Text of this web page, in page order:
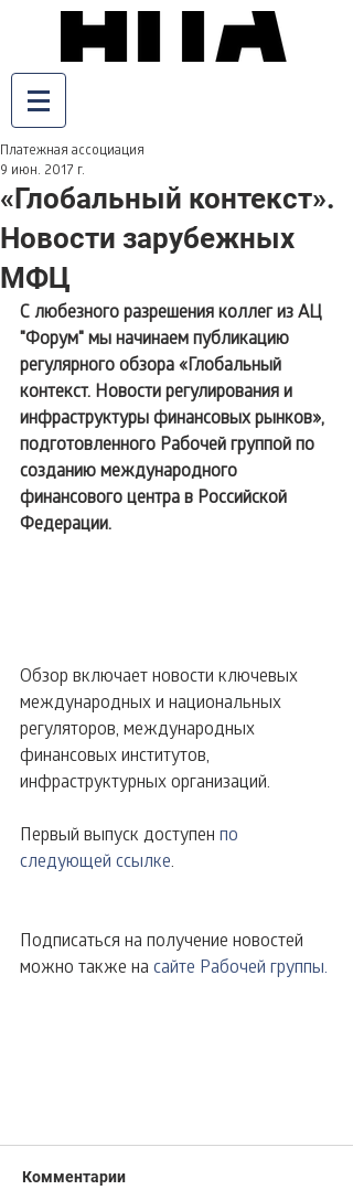
«Глобальный контекст».
Новости зарубежных
МФЦ
Платежная ассоциация
9 июн. 2017 г.
С любезного разрешения коллег из АЦ
"Форум" мы начинаем публикацию
регулярного обзора «Глобальный
контекст. Новости регулирования и
инфраструктуры финансовых рынков»,
подготовленного Рабочей группой по
созданию международного
финансового центра в Российской
Федерации.
Обзор включает новости ключевых
международных и национальных
регуляторов, международных
финансовых институтов,
инфраструктурных организаций.
Первый выпуск доступен по
следующей ссылке
Подписаться на получение новостей
можно также на сайте Рабочей группы.
Комментарии